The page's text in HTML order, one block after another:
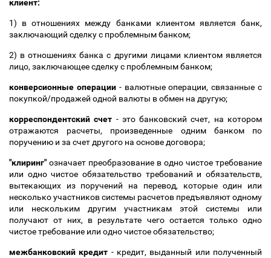
клиент:
1) в отношениях между банками клиентом является банк,
заключающий сделку с проблемным банком;
2) в отношениях банка с другими лицами клиентом является
лицо, заключающее сделку с проблемным банком;
конверсионные операции- валютные операции, связанные с
покупкой/продажей одной валюты в обмен на другую;
корреспондентский счет - это банковский счет, на котором
отражаются расчеты, произведенные одним банком по
поручению и за счет другого на основе договора;
"клиринг" означает преобразование в одно чистое требование
или одно чистое обязательство требований и обязательств,
вытекающих из поручений на перевод, которые один или
несколько участников системы расчетов предъявляют одному
или нескольким другим участникам этой системы или
получают от них, в результате чего остается только одно
чистое требование или одно чистое обязательство;
межбанковский кредит - кредит, выданный или полученный